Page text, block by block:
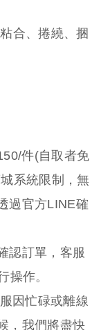
合、捲繞、捆